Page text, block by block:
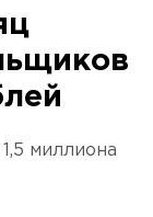
миллиона